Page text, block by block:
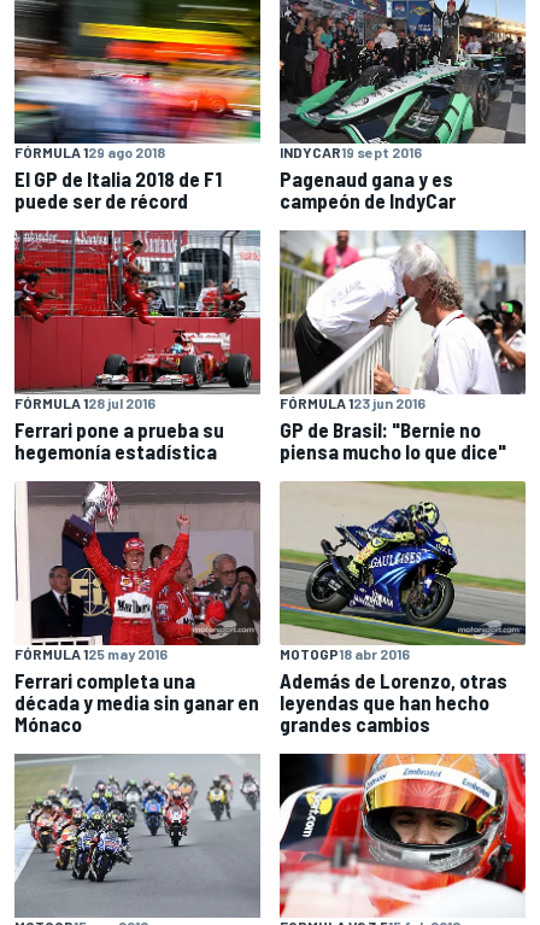
FÓRMULA 129 ago 2018
El GP de Italia 2018 de F1
puede ser de récord
INDYCAR19 sept 2016
Pagenaud gana y es
campeón de IndyCar
FÓRMULA 128 jul 2016
Ferrari pone a prueba su
hegemonía estadística
FÓRMULA 123 jun 2016
GP de Brasil: "Bernie no
piensa mucho lo que dice"
FÓRMULA 125 may 2016
Ferrari completa una
década y media sin ganar en
Mónaco
MOTOGP18 abr 2016
Además de Lorenzo, otras
leyendas que han hecho
grandes cambios